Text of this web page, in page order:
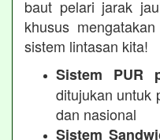
baut pelari jarak
khusus
sistem lintasan kita!
Sistem PUR
ditujukan untuk
dan nasional
Sistem